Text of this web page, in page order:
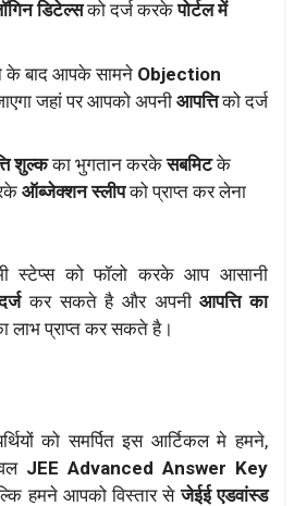
डिटेल्सको दर्ज करकेपोर्टल में
बाद आपके सामने Objection
जहां पर आपको अपनी आपत्तिको दर्ज
शुल्कका भुगतान करकेसबमिटके
ऑब्जेक्शन स्लीपको प्राप्त कर लेना
स्टेप्स को फॉलो करके आप आसानी
कर सकते है और अपनीआपत्ति का
लाभ प्राप्त कर सकते है।
को समर्पित इस आर्टिकल मे हमने,
JEE Advanced Answer Key
हमने आपको विस्तार सेजेईई एडवांस्ड